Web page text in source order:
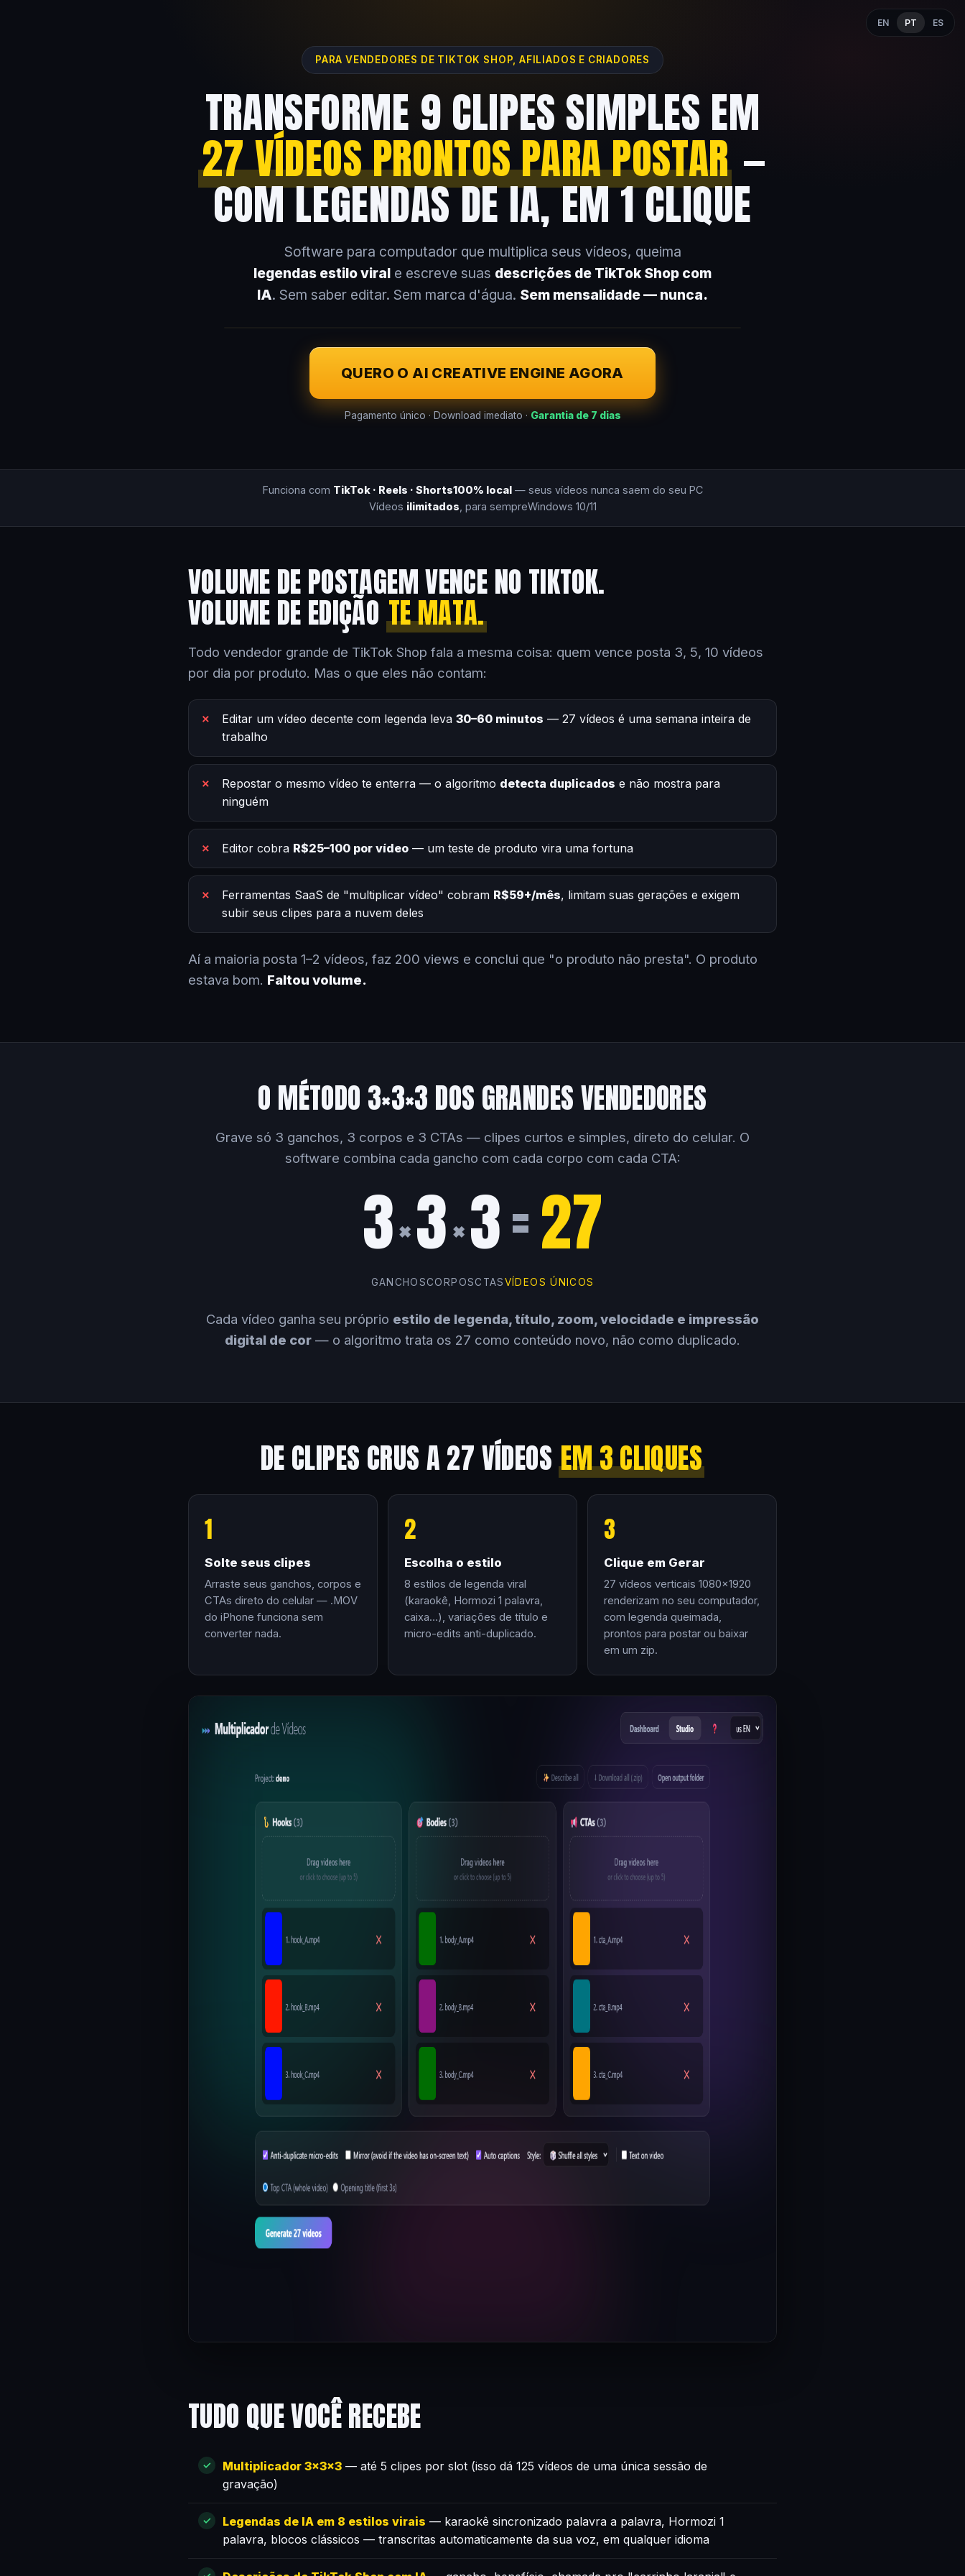
EN PT ES
PARA VENDEDORES DE TIKTOK SHOP, AFILIADOS E CRIADORES
TRANSFORME 9 CLIPES SIMPLES EM
27 VÍDEOS PRONTOS PARA POSTAR —
COM LEGENDAS DE IA, EM 1 CLIQUE
Software para computador que multiplica seus vídeos, queima
legendas estilo viral e escreve suas descrições de TikTok Shop com
IA. Sem saber editar. Sem marca d'água. Sem mensalidade — nunca.
QUERO O AI CREATIVE ENGINE AGORA
Pagamento único · Download imediato · Garantia de 7 dias
Funciona com TikTok · Reels · Shorts100% local— seus vídeos nunca saem do seu PC
Vídeos ilimitados , para sempreWindows 10/11
VOLUME DE POSTAGEM VENCE NO TIKTOK.
VOLUME DE EDIÇÃO TE MATA.
Todo vendedor grande de TikTok Shop fala a mesma coisa: quem vence posta 3, 5, 10 vídeos
por dia por produto. Mas o que eles não contam:
Editar um vídeo decente com legenda leva 30–60 minutos — 27 vídeos é uma semana inteira de
trabalho
Repostar o mesmo vídeo te enterra — o algoritmo detecta duplicados e não mostra para
ninguém
Editor cobra R$25–100 por vídeo — um teste de produto vira uma fortuna
Ferramentas SaaS de "multiplicar vídeo" cobram R$59+/mês, limitam suas gerações e exigem
subir seus clipes para a nuvem deles
Aí a maioria posta 1–2 vídeos, faz 200 views e conclui que "o produto não presta". O produto
estava bom. Faltou volume.
O MÉTODO 3×3×3 DOS GRANDES VENDEDORES
Grave só 3 ganchos, 3 corpos e 3 CTAs — clipes curtos e simples, direto do celular. O
software combina cada gancho com cada corpo com cada CTA:
3×3×3=27
GANCHOSCORPOSCTASVÍDEOS ÚNICOS
Cada vídeo ganha seu próprio estilo de legenda, título, zoom, velocidade e impressão
digital de cor — o algoritmo trata os 27 como conteúdo novo, não como duplicado.
DE CLIPES CRUS A 27 VÍDEOSEM 3 CLIQUES
1
Solte seus clipes
Arraste seus ganchos, corpos e
CTAs direto do celular — .MOV
do iPhone funciona sem
converter nada.
2
Escolha o estilo
8 estilos de legenda viral
(karaokê, Hormozi 1 palavra,
caixa…), variações de título e
micro-edits anti-duplicado.
3
Clique em Gerar
27 vídeos verticais 1080×1920
renderizam no seu computador,
com legenda queimada,
prontos para postar ou baixar
em um zip.
TUDO QUE VOCÊ RECEBE
Multiplicador 3×3×3 — até 5 clipes por slot (isso dá 125 vídeos de uma única sessão de
gravação)
Legendas de IA em 8 estilos virais — karaokê sincronizado palavra a palavra, Hormozi 1
palavra, blocos clássicos — transcritas automaticamente da sua voz, em qualquer idioma